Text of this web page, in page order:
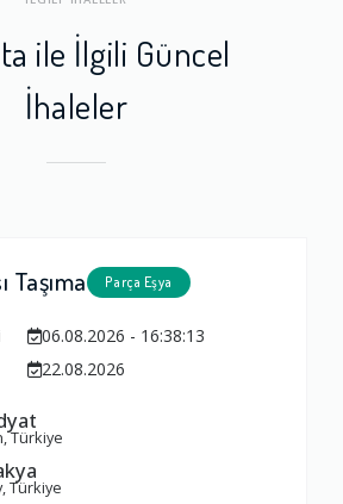
ile İlgili Güncel
İhaleler
Taşıma Parça Eşya
06.08.2026 - 16:38:13
22.08.2026
Türkiye
Türkiye